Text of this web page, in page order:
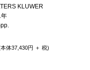
KLUWER
年
体37,430円 ＋ 税)